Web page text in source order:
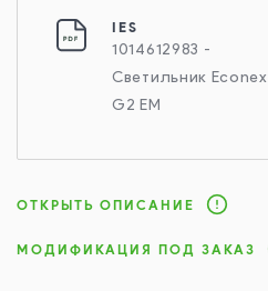
IES
1014612983 -
Светильник
G2 EM
ОТКРЫТЬ ОПИСАНИЕ
МОДИФИКАЦИЯ ПОД ЗАКАЗ